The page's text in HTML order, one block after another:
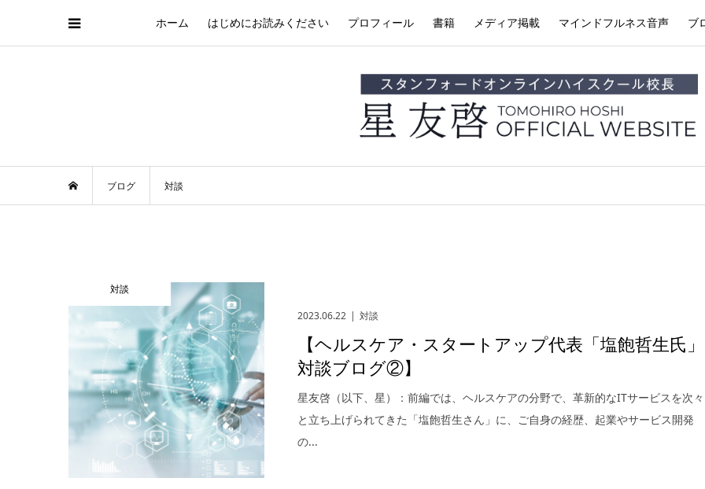
ホーム はじめにお読みください プロフィール 書籍 メディア掲載 マインドフルネス音声 ブ
ブログ 対談
対談
2023.06.22 対談
【ヘルスケア・スタートアップ代表「塩飽哲生氏」
対談ブログ②】
星友啓（以下、星）：前編では、ヘルスケアの分野で、革新的なITサービスを次々
と立ち上げられてきた「塩飽哲生さん」に、ご自身の経歴、起業やサービス開発
の...